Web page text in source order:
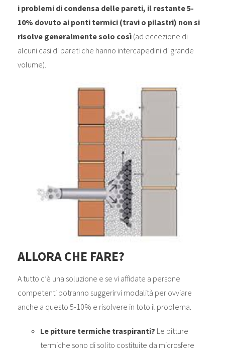
i problemi di condensa delle pareti, il restante 5-
10% dovuto ai ponti termici (travi o pilastri) non si
risolve generalmente solo così(ad eccezione di
alcuni casi di pareti che hanno intercapedini di grande
volume).
ALLORA CHE FARE?
A tutto c’è una soluzione e se vi affidate a persone
competenti potranno suggerirvi modalità per ovviare
anche a questo 5-10% e risolvere in toto il problema.
Le pitture termiche traspiranti? Le pitture
termiche sono di solito costituite da microsfere